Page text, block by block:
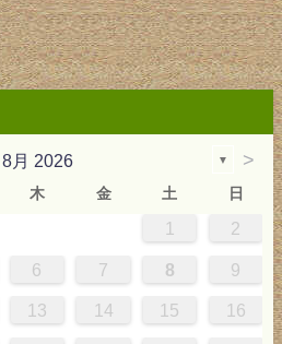
8月 2026 ▼ >
木 金 土 日
1 2
6 7 8 9
13 14 15 16